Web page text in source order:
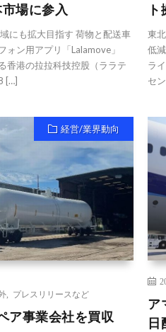
場に参入
にも拡大目指す 荷物と配送車
ォン用アプリ「Lalamove」
香港の拉拉科技控股（ララテ
[…]
東
低
ラ
セ
経営/業界動向
プレスリリースなど
ア事業会社を買収
ア
日